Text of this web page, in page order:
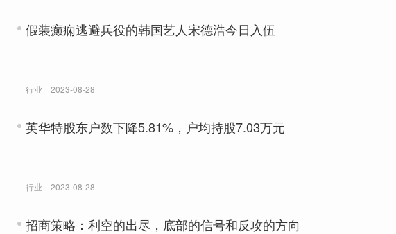
假装癫痫逃避兵役的韩国艺人宋德浩今日入伍
行业 2023-08-28
英华特股东户数下降5.81%，户均持股7.03万元
行业 2023-08-28
招商策略：利空的出尽，底部的信号和反攻的方向